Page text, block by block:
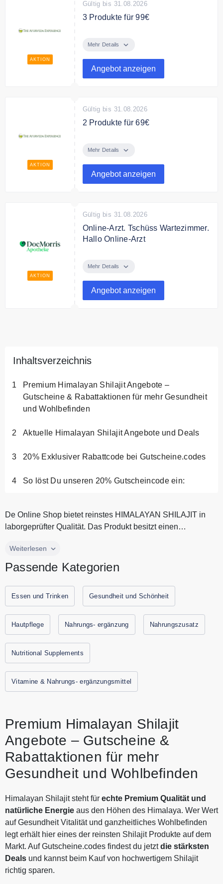
AKTION
Gültig bis 31.08.2026
3 Produkte für 99€
zusammen und erhalten Sie 3
Mehr Details
Angebot anzeigen
AKTION
Gültig bis 31.08.2026
2 Produkte für 69€
zusammen und erhalten Sie 2
Mehr Details
Angebot anzeigen
AKTION
Gültig bis 31.08.2026
Online-Arzt. Tschüss Wartezimmer.
Hallo Online-Arzt
TeleClinic einen qualifizierten
sprechen. Krankschreibung &
elektronisches Rezept erhalten
Mehr Details
Angebot anzeigen
Inhaltsverzeichnis
Premium Himalayan Shilajit Angebote –
Gutscheine & Rabattaktionen für mehr Gesundheit
und Wohlbefinden
Aktuelle Himalayan Shilajit Angebote und Deals
20% Exklusiver Rabattcode bei Gutscheine.codes
So löst Du unseren 20% Gutscheincode ein:
De Online Shop bietet reinstes HIMALAYAN SHILAJIT in
laborgeprüfter Qualität. Das Produkt besitzt einen
De Online Shop bietet reinstes HIMALAYAN SHILAJIT in
außergewöhnlich hohen Fulvinsäuregehalt und liefert
unabhängig getestet und garantiert frei von Schadstoffen.
Das Shilajit stammt aus nachhaltiger Gewinnung in
hochalpinen Regionen und wird schonend verarbeitet. Der
Shop setzt auf maximale Reinheit klare Transparenz und
schnelle Wirkung Kunden schätzen die einfache
Anwendung die hohe Potenz und den natürlichen Boost für
Herkunft mit moderner Premium Qualität für alle die echte
Naturkraft erleben möchten. Alle aktuellen Gutscheine und
Weiterlesen
Passende Kategorien
Essen und Trinken Gesundheit und Schönheit
Hautpflege Nahrungs- ergänzung Nahrungszusatz
Nutritional Supplements
Vitamine & Nahrungs- ergänzungsmittel
Premium Himalayan Shilajit
Angebote – Gutscheine &
Rabattaktionen für mehr
Gesundheit und Wohlbefinden
Himalayan Shilajit steht für echte Premium Qualität und
natürliche Energie aus den Höhen des Himalaya. Wer Wert
auf Gesundheit Vitalität und ganzheitliches Wohlbefinden
legt erhält hier eines der reinsten Shilajit Produkte auf dem
Markt. Auf Gutscheine.codes findest du jetztdie stärksten
Deals und kannst beim Kauf von hochwertigem Shilajit
richtig sparen.